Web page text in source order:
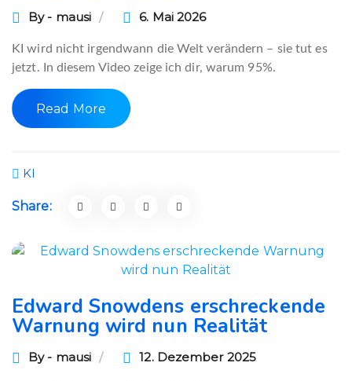
By - mausi 6. Mai 2026
KI wird nicht irgendwann die Welt verändern – sie tut es
jetzt. In diesem Video zeige ich dir, warum 95%.
Read More
KI
Share:
Edward Snowdens erschreckende
Warnung wird nun Realität
By - mausi 12. Dezember 2025